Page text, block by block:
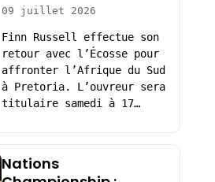
09 juillet 2026
Finn Russell effectue son
retour avec l’Écosse pour
affronter l’Afrique du Sud
à Pretoria. L’ouvreur sera
titulaire samedi à 17…
Nations